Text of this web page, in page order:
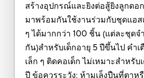
สร้างอุปกรณ์และยิงต่อสู้ยิงลูกดอ
มาพร้อมกันใช้งานร่วมกับชุดแอส
ๆ ได้มากกว่า 100 ชิ้น (แต่ละชุดจ
กัน)สำหรับเด็กอายุ 5 ปีขึ้นไป คำ
เล็ก ๆ ติดคอเด็ก ไม่เหมาะสำหรับ
ปี ข้อควรระวัง: ห้ามเล็งปืนที่ตาห